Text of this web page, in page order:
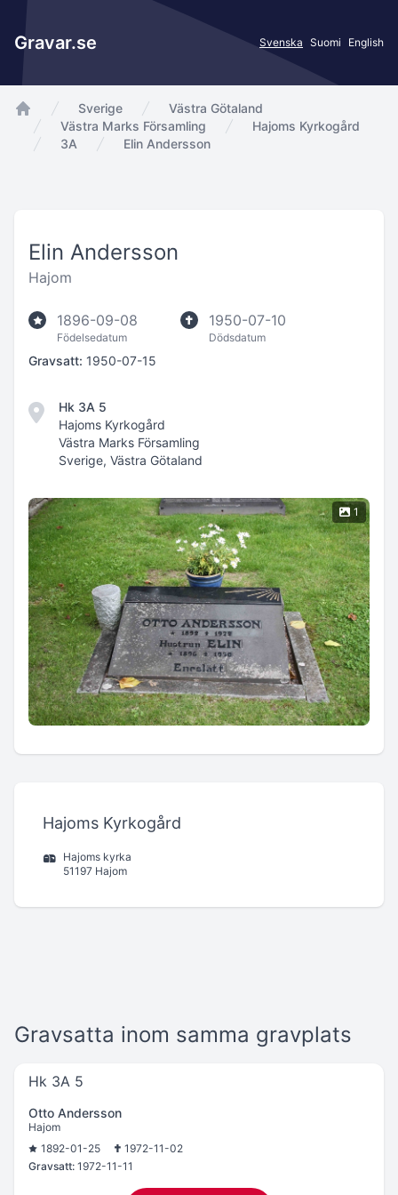
Gravar.se Svenska Suomi English
app.Start
Sverige
Västra Götaland
Västra Marks Församling
Hajoms Kyrkogård
3A
Elin Andersson
Elin Andersson
Hajom
1896-09-08
Födelsedatum
1950-07-10
Dödsdatum
Gravsatt: 1950-07-15
Hk 3A 5
Hajoms Kyrkogård
Västra Marks Församling
Sverige, Västra Götaland
1
Hajoms Kyrkogård
Hajoms kyrka
51197 Hajom
Gravsatta inom samma gravplats
Hk 3A 5
Otto Andersson
Hajom
1892-01-25
1972-11-02
Gravsatt: 1972-11-11